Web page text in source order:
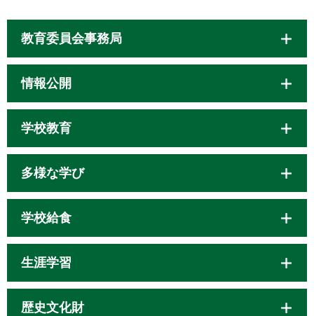
教育委員会事務局
情報公開
学校教育
多様な学び
学校給食
生涯学習
歴史文化財